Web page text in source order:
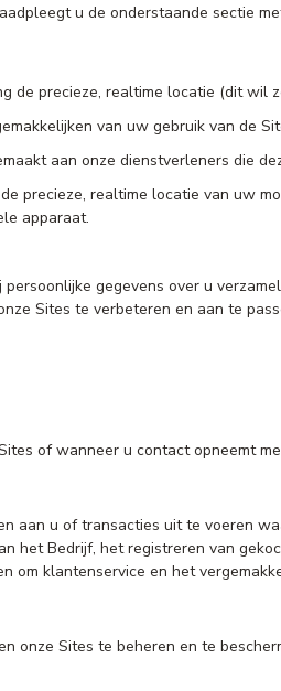
u de onderstaande sectie
de precieze, realtime locatie (dit wil
van uw gebruik van de
aan onze dienstverleners die
precieze, realtime locatie van uw
apparaat.
gegevens over u
Sites te verbeteren en aan te
of wanneer u contact opneemt
aan u of transacties uit te voeren
het Bedrijf, het registreren van
klantenservice en het
onze Sites te beheren en te